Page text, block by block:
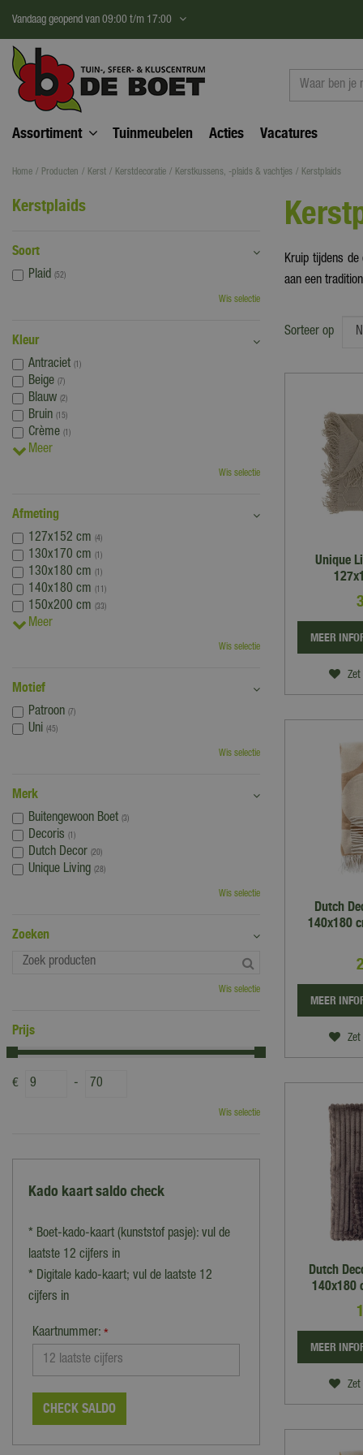
content
Home Producten Kerst Kerstdecoratie Kerstkussens, -plaids & vachtjes Kerstplaids
Vandaag geopend van 09:00 t/m 17:00
Assortiment Tuinmeubelen Acties Vacatures
Kruip tijdens
aan een
Sorteer op
Unique
Zet
MEER
Dutch
140x180
Zet
MEER
Dutch
140x180
Zet
MEER
Kerstplaids
Soort
Plaid (52)
Wis selectie
Kleur
Antraciet (1)
Beige (7)
Blauw (2)
Bruin (15)
Crème (1)
Meer
Wis selectie
Afmeting
127x152 cm (4)
130x170 cm (1)
130x180 cm (1)
140x180 cm (11)
150x200 cm (33)
Meer
Wis selectie
Motief
Patroon (7)
Uni (45)
Wis selectie
Merk
Buitengewoon Boet (3)
Decoris (1)
Dutch Decor (20)
Unique Living (28)
Wis selectie
Zoeken
Wis selectie
Prijs
€ -
Wis selectie
Kado kaart saldo check
* Boet-kado-kaart (kunststof pasje): vul de
laatste 12 cijfers in
* Digitale kado-kaart; vul de laatste 12
cijfers in
Kaartnummer: *
CHECK SALDO